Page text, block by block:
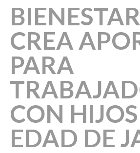
BIENESTAR
CREA
PARA
CON
EDAD DE